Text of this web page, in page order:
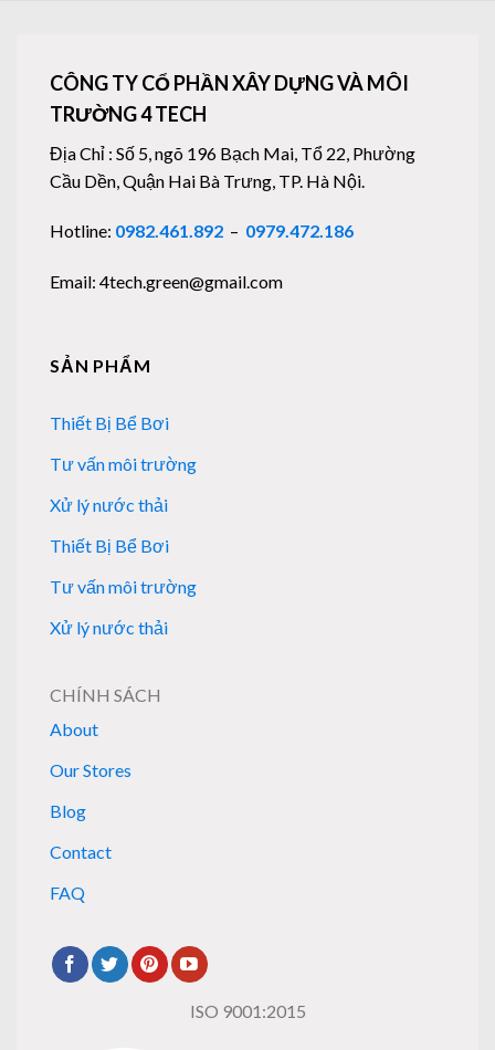
CÔNG TY CỔ PHẦN XÂY DỰNG VÀ MÔI
TRƯỜNG 4 TECH
Địa Chỉ : Số 5, ngõ 196 Bạch Mai, Tổ 22, Phường
Cầu Dền, Quận Hai Bà Trưng, TP. Hà Nội.
Hotline: 0982.461.892 – 0979.472.186
Email: 4tech.green@gmail.com
SẢN PHẨM
Thiết Bị Bể Bơi
Tư vấn môi trường
Xử lý nước thải
Thiết Bị Bể Bơi
Tư vấn môi trường
Xử lý nước thải
CHÍNH SÁCH
About
Our Stores
Blog
Contact
FAQ
ISO 9001:2015